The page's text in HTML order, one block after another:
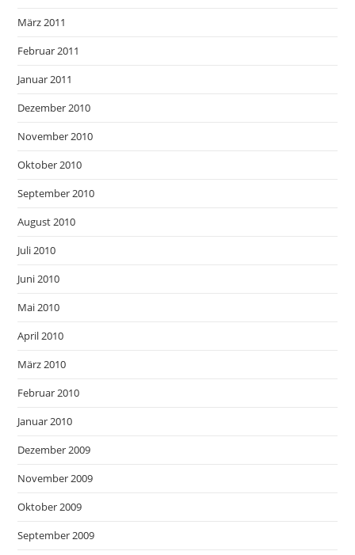
März 2011
Februar 2011
Januar 2011
Dezember 2010
November 2010
Oktober 2010
September 2010
August 2010
Juli 2010
Juni 2010
Mai 2010
April 2010
März 2010
Februar 2010
Januar 2010
Dezember 2009
November 2009
Oktober 2009
September 2009